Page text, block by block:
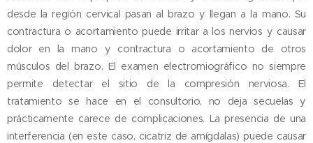
desde la región cervical pasan al brazo y llegan a la mano. Su
contractura o acortamiento puede irritar a los nervios y causar
dolor en la mano y contractura o acortamiento de otros
músculos del brazo. El examen electromiográfico no siempre
permite detectar el sitio de la compresión nerviosa. El
tratamiento se hace en el consultorio, no deja secuelas y
prácticamente carece de complicaciones. La presencia de una
interferencia (en este caso, cicatriz de amígdalas) puede causar